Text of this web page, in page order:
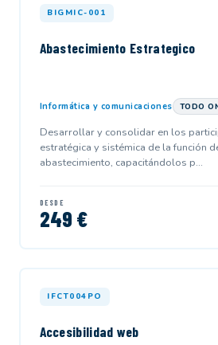
BIGMIC-001
Abastecimiento Estrategico
Informática y comunicaciones TODO
Desarrollar y consolidar en los
estratégica y sistémica de la función
abastecimiento, capacitándolos p...
DESDE
249 €
IFCT004PO
Accesibilidad web